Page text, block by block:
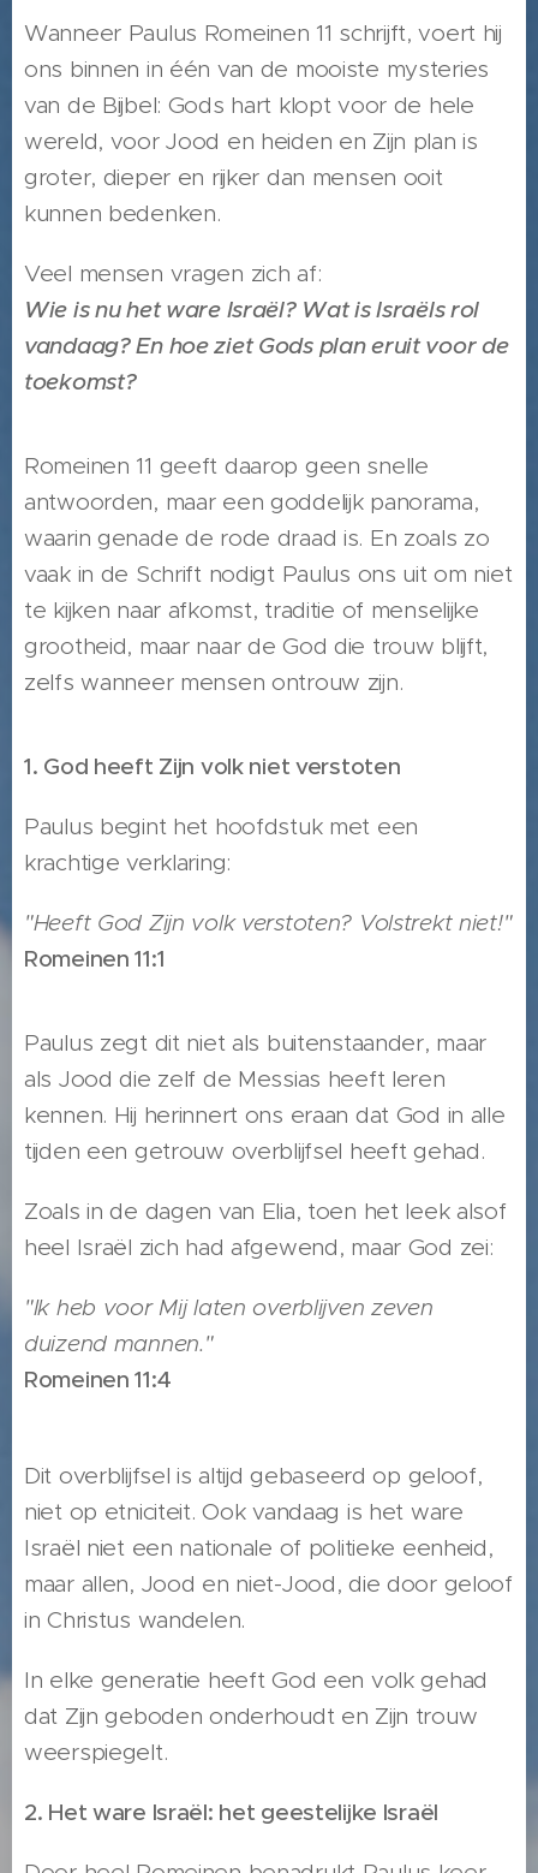
Wanneer Paulus Romeinen 11 schrijft, voert hij
ons binnen in één van de mooiste mysteries
van de Bijbel: Gods hart klopt voor de hele
wereld, voor Jood en heiden en Zijn plan is
groter, dieper en rijker dan mensen ooit
kunnen bedenken.
Veel mensen vragen zich af:
Wie is nu het ware Israël? Wat is Israëls rol
vandaag? En hoe ziet Gods plan eruit voor de
toekomst?
Romeinen 11 geeft daarop geen snelle
antwoorden, maar een goddelijk panorama,
waarin genade de rode draad is. En zoals zo
vaak in de Schrift nodigt Paulus ons uit om niet
te kijken naar afkomst, traditie of menselijke
grootheid, maar naar de God die trouw blijft,
zelfs wanneer mensen ontrouw zijn.
1. God heeft Zijn volk niet verstoten
Paulus begint het hoofdstuk met een
krachtige verklaring:
"Heeft God Zijn volk verstoten? Volstrekt niet!"
Romeinen 11:1
Paulus zegt dit niet als buitenstaander, maar
als Jood die zelf de Messias heeft leren
kennen. Hij herinnert ons eraan dat God in alle
tijden een getrouw overblijfsel heeft gehad.
Zoals in de dagen van Elia, toen het leek alsof
heel Israël zich had afgewend, maar God zei:
"Ik heb voor Mij laten overblijven zeven
duizend mannen."
Romeinen 11:4
Dit overblijfsel is altijd gebaseerd op geloof,
niet op etniciteit. Ook vandaag is het ware
Israël niet een nationale of politieke eenheid,
maar allen, Jood en niet-Jood, die door geloof
in Christus wandelen.
In elke generatie heeft God een volk gehad
dat Zijn geboden onderhoudt en Zijn trouw
weerspiegelt.
2. Het ware Israël: het geestelijke Israël